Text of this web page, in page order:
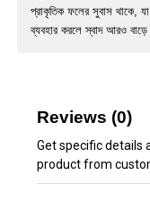
প্রাকৃতিক ফলের সুবাস থাকে,
ব্যবহার করলে স্বাদ আরও
Reviews (0)
Get specific details
product from